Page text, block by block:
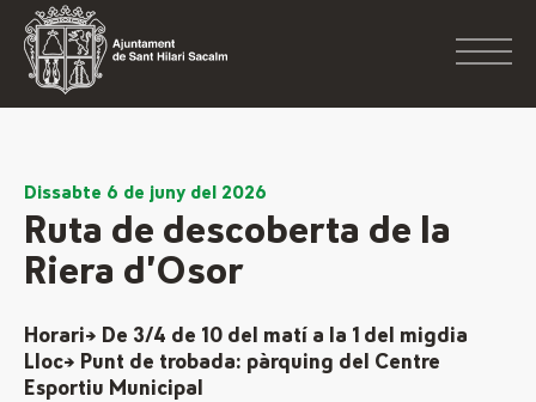
Dissabte 6 de juny del 2026
Ruta de descoberta de la
Riera d’Osor
Horari→ De 3/4 de 10 del matí a la 1 del migdia
Lloc→ Punt de trobada: pàrquing del Centre
Esportiu Municipal